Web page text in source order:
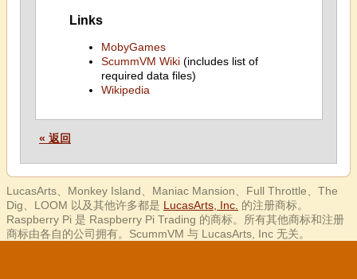
Links
MobyGames
ScummVM Wiki(includes list of
required data files)
Wikipedia
« 返回
LucasArts、Monkey Island、Maniac Mansion、Full Throttle、The
Dig、LOOM 以及其他许多都是 LucasArts, Inc. 的注册商标。
Raspberry Pi 是 Raspberry Pi Trading 的商标。所有其他商标和注册
商标由各自的公司拥有。ScummVM 与 LucasArts, Inc 无关。